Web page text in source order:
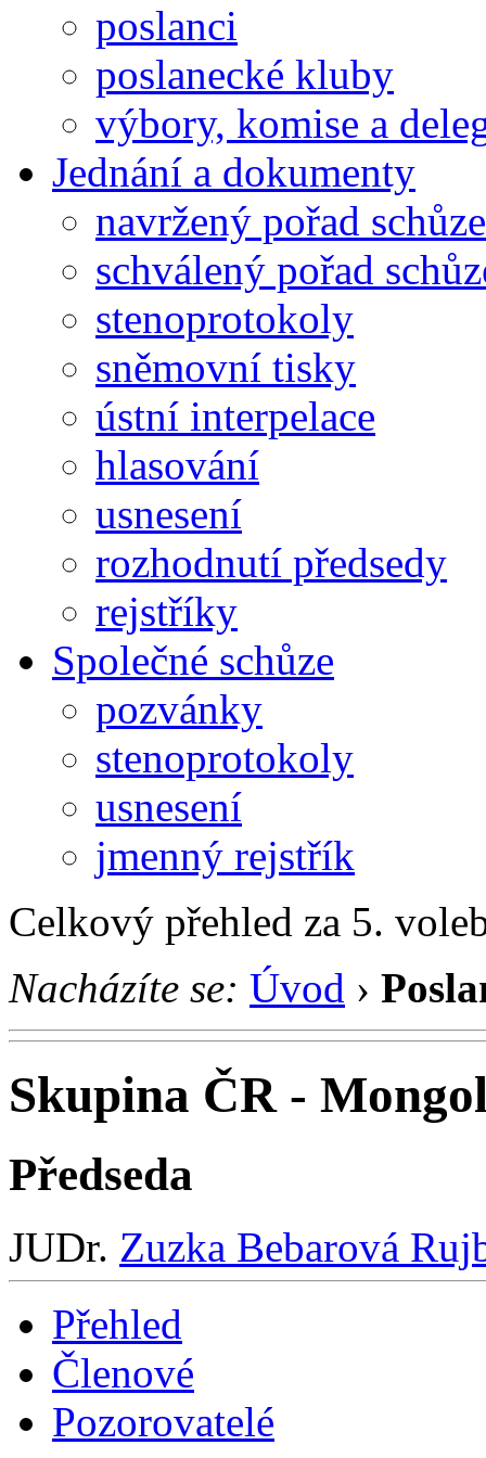
poslanci
poslanecké kluby
výbory, komise a
Jednání a dokumenty
navržený pořad schůze
schválený pořad
stenoprotokoly
sněmovní tisky
ústní interpelace
hlasování
usnesení
rozhodnutí předsedy
rejstříky
Společné schůze
pozvánky
stenoprotokoly
usnesení
jmenný rejstřík
Celkový přehled za 5.
Nacházíte se: Úvod ›
Skupina ČR -
Předseda
JUDr. Zuzka Bebarová
Přehled
Členové
Pozorovatelé